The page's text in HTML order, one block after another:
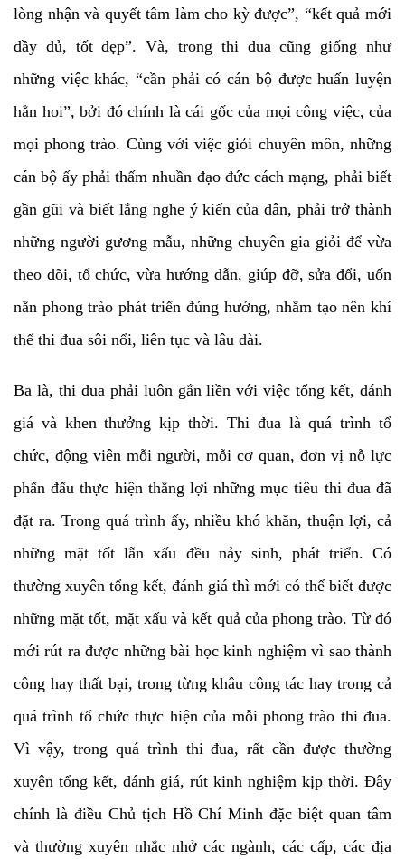
lòng nhận và quyết tâm làm cho kỳ được”, “kết quả mới
đầy đủ, tốt đẹp”. Và, trong thi đua cũng giống như
những việc khác, “cần phải có cán bộ được huấn luyện
hẳn hoi”, bởi đó chính là cái gốc của mọi công việc, của
mọi phong trào. Cùng với việc giỏi chuyên môn, những
cán bộ ấy phải thấm nhuần đạo đức cách mạng, phải biết
gần gũi và biết lắng nghe ý kiến của dân, phải trở thành
những người gương mẫu, những chuyên gia giỏi để vừa
theo dõi, tổ chức, vừa hướng dẫn, giúp đỡ, sửa đổi, uốn
nắn phong trào phát triển đúng hướng, nhằm tạo nên khí
thế thi đua sôi nổi, liên tục và lâu dài.
Ba là, thi đua phải luôn gắn liền với việc tổng kết, đánh
giá và khen thưởng kịp thời. Thi đua là quá trình tổ
chức, động viên mỗi người, mỗi cơ quan, đơn vị nỗ lực
phấn đấu thực hiện thắng lợi những mục tiêu thi đua đã
đặt ra. Trong quá trình ấy, nhiều khó khăn, thuận lợi, cả
những mặt tốt lẫn xấu đều nảy sinh, phát triển. Có
thường xuyên tổng kết, đánh giá thì mới có thể biết được
những mặt tốt, mặt xấu và kết quả của phong trào. Từ đó
mới rút ra được những bài học kinh nghiệm vì sao thành
công hay thất bại, trong từng khâu công tác hay trong cả
quá trình tổ chức thực hiện của mỗi phong trào thi đua.
Vì vậy, trong quá trình thi đua, rất cần được thường
xuyên tổng kết, đánh giá, rút kinh nghiệm kịp thời. Đây
chính là điều Chủ tịch Hồ Chí Minh đặc biệt quan tâm
và thường xuyên nhắc nhở các ngành, các cấp, các địa